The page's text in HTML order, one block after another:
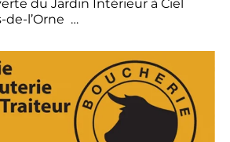
du Jardin Intérieur à Ciel
de-l’Orne …